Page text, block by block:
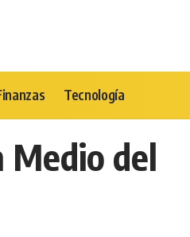
Tecnología
Medio del